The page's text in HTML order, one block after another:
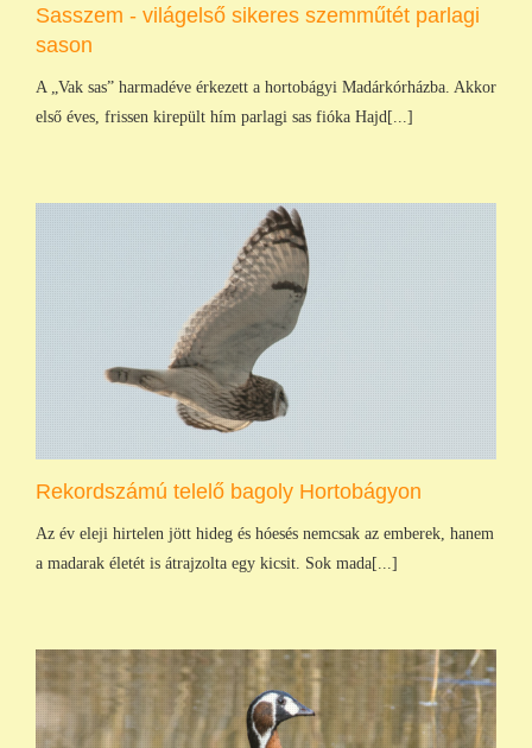
Sasszem - világelső sikeres szemműtét parlagi
sason
A „Vak sas” harmadéve érkezett a hortobágyi Madárkórházba. Akkor
első éves, frissen kirepült hím parlagi sas fióka Hajd[...]
Rekordszámú telelő bagoly Hortobágyon
Az év eleji hirtelen jött hideg és hóesés nemcsak az emberek, hanem
a madarak életét is átrajzolta egy kicsit. Sok mada[...]